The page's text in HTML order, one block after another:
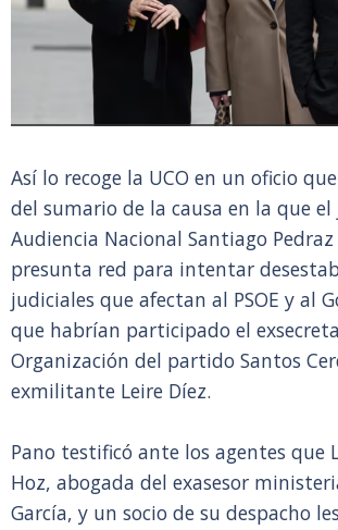
Así lo recoge la UCO en un oficio
del sumario de la causa en la que el
Audiencia Nacional Santiago
presunta red para intentar
judiciales que afectan al PSOE y al
que habrían participado el
Organización del partido Santos
exmilitante Leire Díez.
Pano testificó ante los agentes que
Hoz, abogada del exasesor
García, y un socio de su despacho